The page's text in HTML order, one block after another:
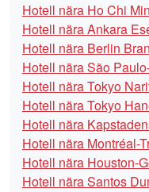
Hotell nära Ho Chi
Hotell nära Ankara
Hotell nära Berlin
Hotell nära São
Hotell nära Tokyo
Hotell nära Tokyo
Hotell nära
Hotell nära Montréal-
Hotell nära Houston-
Hotell nära Santos